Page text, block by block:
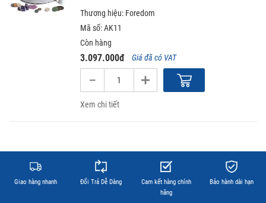
Thương hiệu: Foredom
Mã số: AK11
Còn hàng
3.097.000đ Giá đã có VAT
Xem chi tiết
Giao hàng nhanh Đổi Trả Dễ Dàng
Cam kết hàng chính
hãng
Bảo hành dài hạn